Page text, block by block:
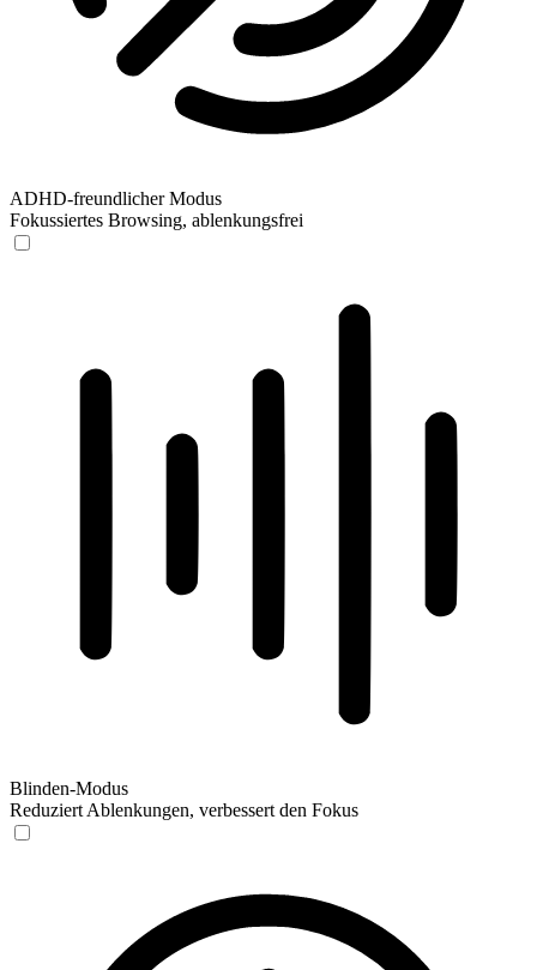
ADHD-freundlicher Modus
Fokussiertes Browsing, ablenkungsfrei
Blinden-Modus
Reduziert Ablenkungen, verbessert den Fokus